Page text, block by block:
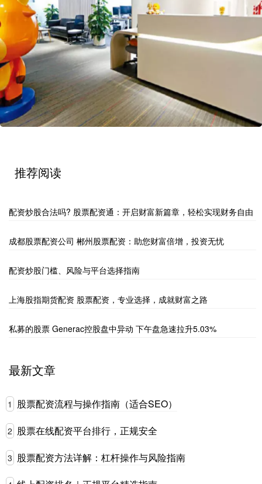
推荐阅读
配资炒股合法吗? 股票配资通：开启财富新篇章，轻松实现财务自由
成都股票配资公司 郴州股票配资：助您财富倍增，投资无忧
配资炒股门槛、风险与平台选择指南
上海股指期货配资 股票配资，专业选择，成就财富之路
私募的股票 Generac控股盘中异动 下午盘急速拉升5.03%
最新文章
1 股票配资流程与操作指南（适合SEO）
2 股票在线配资平台排行，正规安全
3 股票配资方法详解：杠杆操作与风险指南